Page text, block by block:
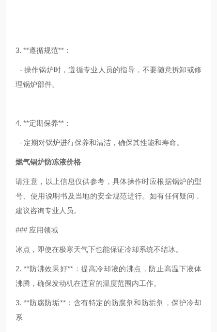
3. **遵循规范**：
- 操作锅炉时，遵循专业人员的指导，不要随意拆卸或修
理锅炉部件。
4. **定期保养**：
- 定期对锅炉进行保养和清洁，确保其性能和寿命。
燃气锅炉防冻液价格
请注意，以上信息仅供参考，具体操作时应根据锅炉的型
号、使用说明书及当地的安全规范进行。如有任何疑问，
建议咨询专业人员。
### 应用领域
冰点，即使在极寒天气下也能保证冷却系统不结冰。
2. **防沸效果好**：提高冷却液的沸点，防止高温下液体
沸腾，确保发动机在适宜的温度范围内工作。
3. **防腐防垢**：含有特定的防腐剂和防垢剂，保护冷却
系